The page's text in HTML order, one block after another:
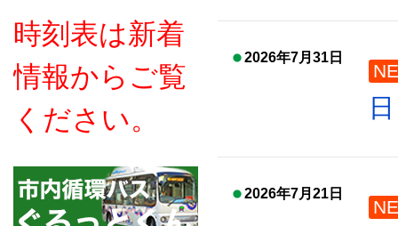
時刻表は新着
情報からご覧
ください。
2026年7月31日
2026年7月21日